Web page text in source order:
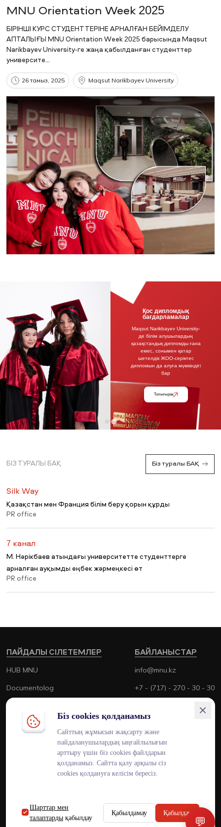
MNU Orientation Week 2025
БІРІНШІ КУРС СТУДЕНТТЕРІНЕ АРНАЛҒАН БЕЙІМДЕЛУ
АПТАЛЫҒЫ MNU Orientation Week 2025 барысында Maqsut
Narikbayev University-ге жаңа қабылданған студенттер
университе...
26 тамыз, 2025 Maqsut Narikbayev University
Қос дипломдық
бағдарламалар
Maqsut Narikbayev University-
де білім алушылардың
қазақстандық дипломды ғана
емес, сонымен қатар
шетелдік ЖОО-серіктес
дипломын да алуға мүмкіндігі
бар
Толығырақ
БІЗ ТУРАЛЫ БАҚ Біз туралы БАҚ
Silk Way
Қазақстан мен Франция білім беру қорын құрды
PR office
7 канал
М. Нәрікбаев атындағы университетте студенттерге
арналған ауқымды еңбек жәрмеңкесі өт
PR office
ENG KAZ
БАЙЛАНЫСТАР
info@mnu.kz
+7 - (717) - 270 - 30 - 30
+7 - (700) - 170 - 30 - 30
ПАЙДАЛЫ СІЛЕТЕМЛЕР
HUB MNU
Documentolog
Canvas
Platonus
Біз cookies қолданамыз
Сайттың жұмысын жақсарту және
пайдаланушылардың ыңғайлылығын
арттыру үшін біз cookies файлдарын
қолданамыз. Сайтта қалу арқылы сіз
cookies қолдануға келісім бересіз.
Шарттар мен
талаптарды қабылдау
Қабылдамау Қабылдау
💬